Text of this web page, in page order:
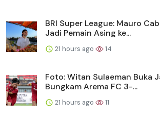
BRI Super League: Mauro
Jadi Pemain Asing ke...
21 hours ago 14
Foto: Witan Sulaeman Buka
Bungkam Arema FC 3-...
21 hours ago 11